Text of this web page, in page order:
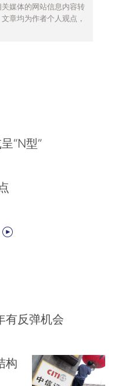
媒体的网站信息内容转
章均为作者个人观点，
“N型”
有反弹机会
构